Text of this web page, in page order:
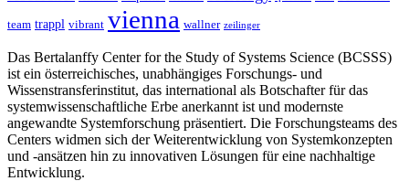
team trappl vibrant vienna wallner zeilinger
Das Bertalanffy Center for the Study of Systems Science (BCSSS)
ist ein österreichisches, unabhängiges Forschungs- und
Wissenstransferinstitut, das international als Botschafter für das
systemwissenschaftliche Erbe anerkannt ist und modernste
angewandte Systemforschung präsentiert. Die Forschungsteams des
Centers widmen sich der Weiterentwicklung von Systemkonzepten
und -ansätzen hin zu innovativen Lösungen für eine nachhaltige
Entwicklung.